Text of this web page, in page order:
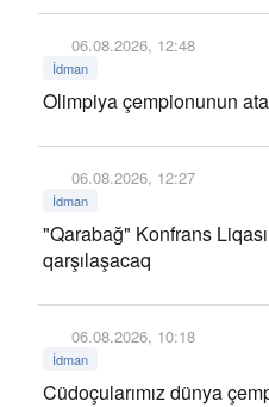
06.08.2026, 12:48
İdman
Olimpiya çempionunun
06.08.2026, 12:27
İdman
"Qarabağ" Konfrans
qarşılaşacaq
06.08.2026, 10:18
İdman
Cüdoçularımız dünya